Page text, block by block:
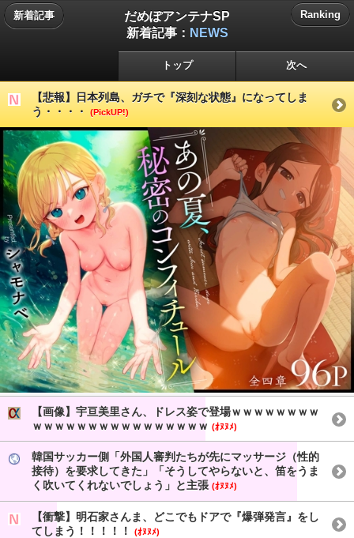
新着記事
だめぽアンテナSP
新着記事： NEWS
Ranking
トップ 次へ
【悲報】日本列島、ガチで『深刻な状態』になってしま
う・・・・
(PickUP!)
【画像】宇亘美里さん、ドレス姿で登場ｗｗｗｗｗｗｗｗ
ｗｗｗｗｗｗｗｗｗｗｗｗｗｗｗｗ (ｵﾇﾇﾒ)
韓国サッカー側「外国人審判たちが先にマッサージ（性的
接待）を要求してきた」「そうしてやらないと、笛をうま
く吹いてくれないでしょう」と主張 (ｵﾇﾇﾒ)
【衝撃】明石家さんま、どこでもドアで『爆弾発言』をし
てしまう！！！！！
(ｵﾇﾇﾒ)